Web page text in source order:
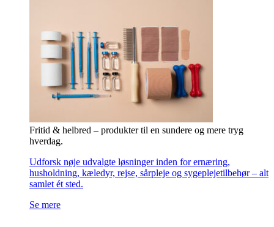
Fritid & helbred – produkter til en sundere og mere tryg
hverdag.
Udforsk nøje udvalgte løsninger inden for ernæring,
husholdning, kæledyr, rejse, sårpleje og sygeplejetilbehør – alt
samlet ét sted.
Se mere